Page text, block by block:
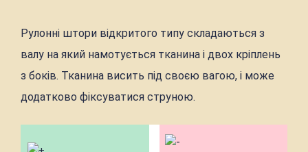
Рулонні штори відкритого типу складаються з
валу на який намотується тканина і двох кріплень
з боків. Тканина висить під своєю вагою, і може
додатково фіксуватися струною.